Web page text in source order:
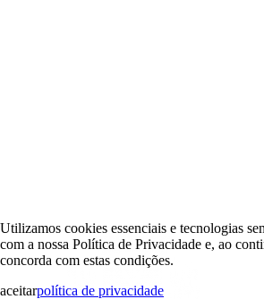
Utilizamos cookies essenciais e tecnologias
com a nossa Política de Privacidade e, ao
concorda com estas condições.
aceitarpolítica de privacidade